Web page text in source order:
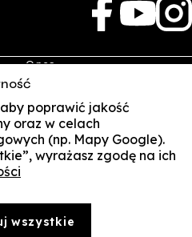
O nas
Rekrutacja
Studia
Kontakt
Student
Multis Multum
jej podstronach stanowią, o ile nie wskazano
poprawić jakość
oraz w celach
(np. Mapy Google).
wyrażasz zgodę na ich
wszystkie